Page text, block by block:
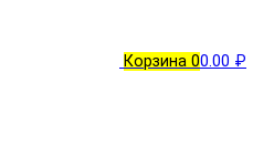
Корзина 00.00 ₽